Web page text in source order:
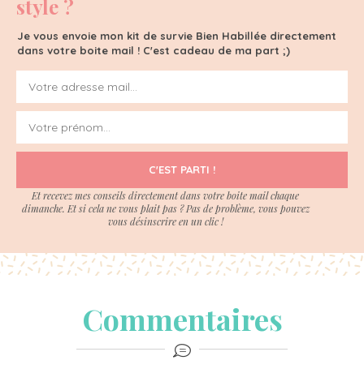
style ?
Je vous envoie mon kit de survie Bien Habillée directement
dans votre boite mail ! C'est cadeau de ma part ;)
C'EST PARTI !
Et recevez mes conseils directement dans votre boite mail chaque
dimanche. Et si cela ne vous plait pas ? Pas de problème, vous pouvez
vous désinscrire en un clic !
Commentaires